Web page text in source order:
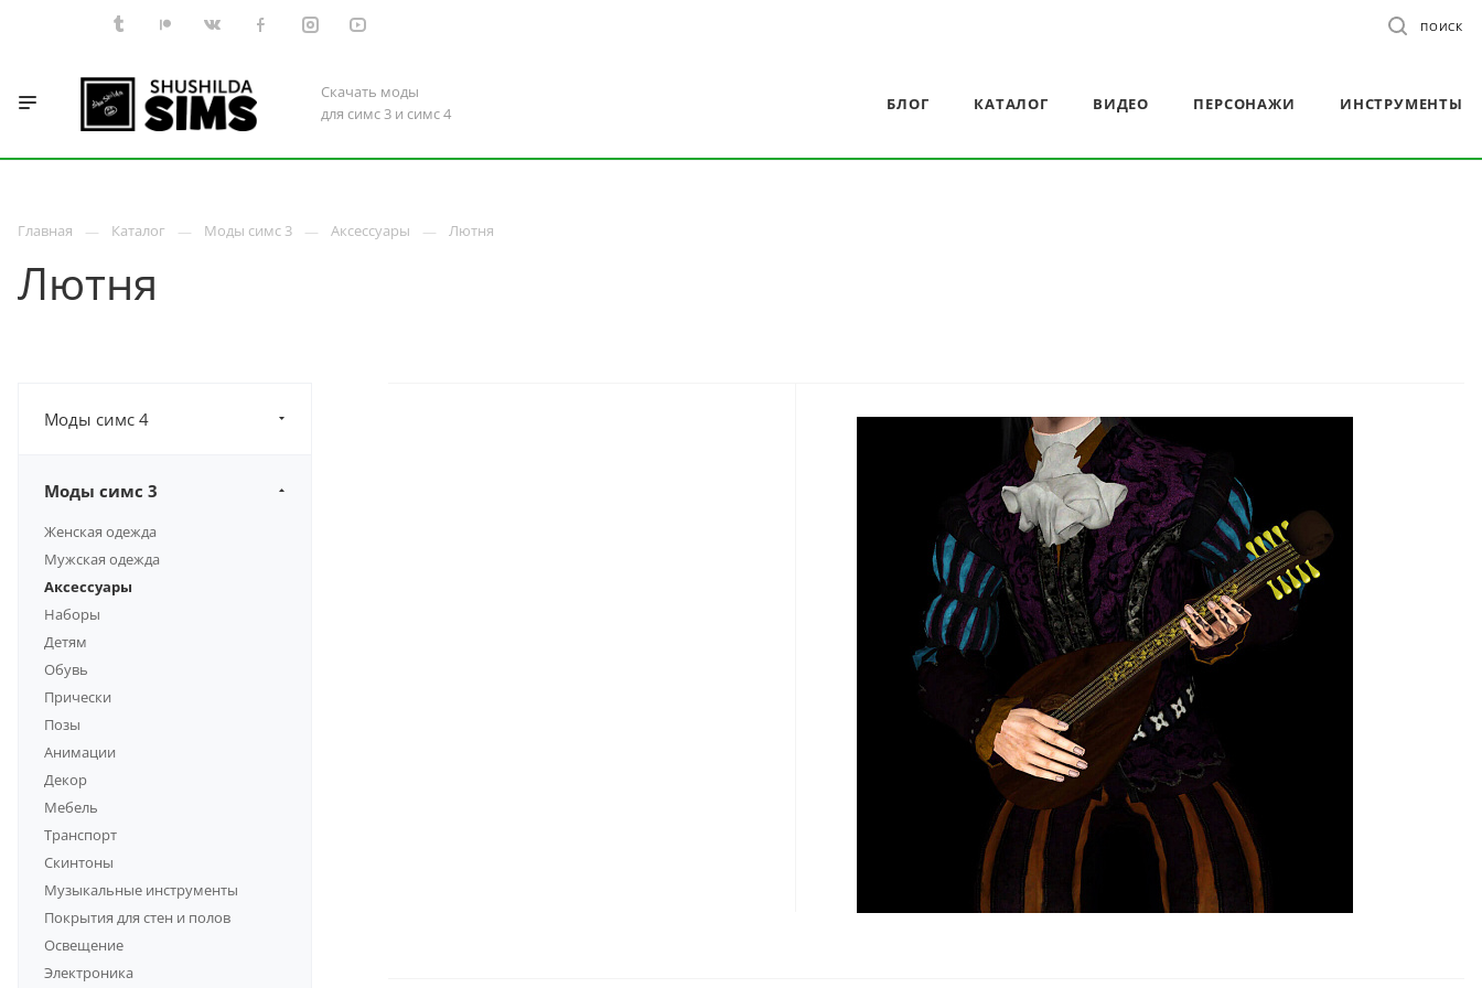
ПОИСК
Скачать моды
для симс 3 и симс 4
БЛОГ КАТАЛОГ ВИДЕО ПЕРСОНАЖИ ИНСТРУМЕНТЫ
Главная Каталог Моды симс 3 Аксессуары Лютня
Лютня
Моды симс 4
Моды симс 3
Женская одежда
Мужская одежда
Аксессуары
Наборы
Детям
Обувь
Прически
Позы
Анимации
Декор
Мебель
Транспорт
Скинтоны
Музыкальные инструменты
Покрытия для стен и полов
Освещение
Электроника